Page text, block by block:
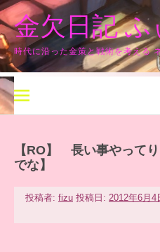
コ
ン
テ
ン
ツ
へ
ス
キ
ッ
金欠日記
時代に沿った金策と戦術を考える
【RO】 長い事やって
でな】
投稿者: fizu 投稿日: 2012年6月4